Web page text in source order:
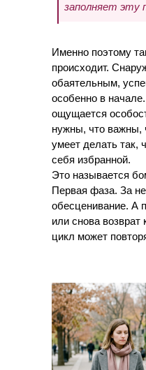
заполняет эту
Именно поэтому
происходит.
обаятельным,
особенно в
ощущается
нужны, что важны,
умеет делать так,
себя избранной.
Это называется
Первая фаза. За
обесценивание. А
или снова возврат
цикл может